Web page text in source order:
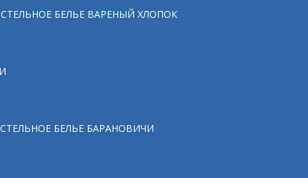
БЕЛЬЕ ВАРЕНЫЙ ХЛОПОК
БЕЛЬЕ БАРАНОВИЧИ